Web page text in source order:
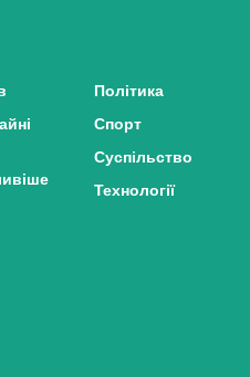
Політика
Спорт
Суспільство
Технології